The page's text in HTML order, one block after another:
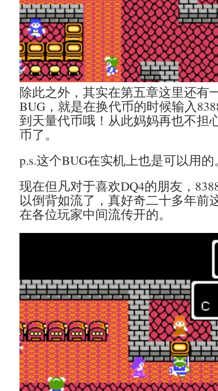
除此之外，其实在第五章这里还有
BUG，就是在换代币的时候输入
到天量代币哦！从此妈妈再也不担
币了。
p.s.这个BUG在实机上也是可以用的
现在但凡对于喜欢DQ4的朋友，
以倒背如流了，真好奇二十多年前
在各位玩家中间流传开的。